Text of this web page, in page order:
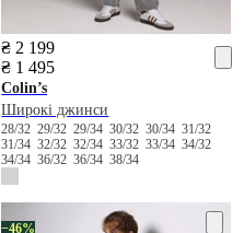
₴ 2 199
₴ 1 495
Colin’s
Широкі джинси
28/3229/3229/3430/3230/3431/32
31/3432/3232/3433/3233/3434/32
34/3436/3236/3438/34
−46%